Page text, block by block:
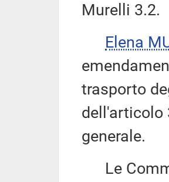
Murelli 3.2.
Elena
trasporto
dell'articolo
generale.
Le